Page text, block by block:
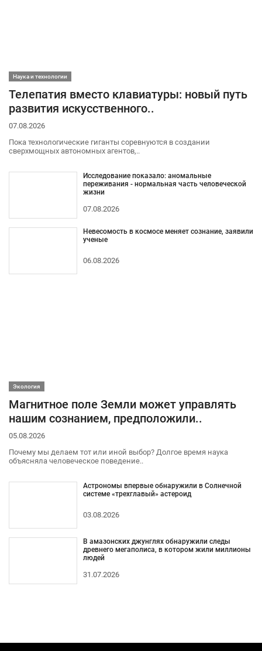
Наука и технологии
Телепатия вместо клавиатуры: новый путь
развития искусственного..
07.08.2026
Пока технологические гиганты соревнуются в создании
сверхмощных автономных агентов,..
Исследование показало: аномальные
переживания - нормальная часть человеческой
жизни
07.08.2026
Невесомость в космосе меняет сознание, заявили
ученые
06.08.2026
Экология
Магнитное поле Земли может управлять
нашим сознанием, предположили..
05.08.2026
Почему мы делаем тот или иной выбор? Долгое время наука
объясняла человеческое поведение..
Астрономы впервые обнаружили в Солнечной
системе «трехглавый» астероид
03.08.2026
В амазонских джунглях обнаружили следы
древнего мегаполиса, в котором жили миллионы
людей
31.07.2026